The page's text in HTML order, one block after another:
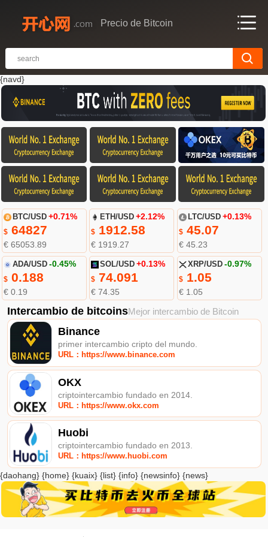
Precio de Bitcoin
{navd}
BTC/USD +0.71%
$64827
€ 65053.89
ETH/USD +2.12%
$ 1912.58
€ 1919.27
LTC/USD +0.13%
$45.07
€ 45.23
ADA/USD -0.45%
$0.188
€ 0.19
SOL/USD +0.13%
$ 74.091
€ 74.35
XRP/USD -0.97%
$1.05
€ 1.05
Intercambio de bitcoinsMejor intercambio de Bitcoin
Binance
primer intercambio cripto del mundo.
URL：https://www.binance.com
OKX
criptointercambio fundado en 2014.
URL：https://www.okx.com
Huobi
criptointercambio fundado en 2013.
URL：https://www.huobi.com
{daohang} {home} {kuaix} {list} {info} {newsinfo} {news}